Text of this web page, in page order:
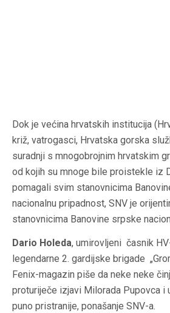
Dok je većina hrvatskih institucija
križ, vatrogasci, Hrvatska gorska
suradnji s mnogobrojnim hrvatskim
od kojih su mnoge bile proistekle iz
pomagali svim stanovnicima
nacionalnu pripadnost, SNV je
stanovnicima Banovine srpske
Dario Holeda, umirovljeni časnik
legendarne 2. gardijske brigade
Fenix-magazin piše da neke neke
proturiječe izjavi Milorada Pupovca i
puno pristranije, ponašanje SNV-a.